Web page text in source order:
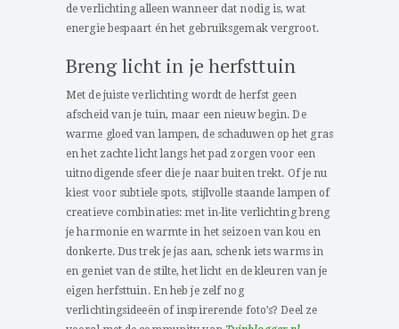
de verlichting alleen wanneer dat nodig is, wat
energie bespaart én het gebruiksgemak vergroot.
Breng licht in je herfsttuin
Met de juiste verlichting wordt de herfst geen
afscheid van je tuin, maar een nieuw begin. De
warme gloed van lampen, de schaduwen op het gras
en het zachte licht langs het pad zorgen voor een
uitnodigende sfeer die je naar buiten trekt. Of je nu
kiest voor subtiele spots, stijlvolle staande lampen of
creatieve combinaties: met in-lite verlichting breng
je harmonie en warmte in het seizoen van kou en
donkerte. Dus trek je jas aan, schenk iets warms in
en geniet van de stilte, het licht en de kleuren van je
eigen herfsttuin. En heb je zelf nog
verlichtingsideeën of inspirerende foto’s? Deel ze